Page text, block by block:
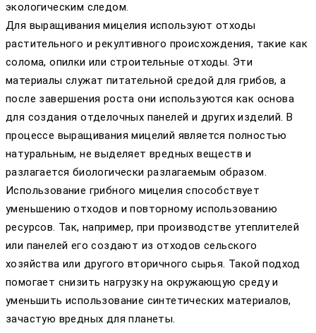
экологическим следом.
Для выращивания мицелия используют отходы
растительного и рекултивного происхождения, такие как
солома, опилки или строительные отходы. Эти
материалы служат питательной средой для грибов, а
после завершения роста они используются как основа
для создания отделочных панелей и других изделий. В
процессе выращивания мицелий является полностью
натуральным, не выделяет вредных веществ и
разлагается биологически разлагаемым образом.
Использование грибного мицелия способствует
уменьшению отходов и повторному использованию
ресурсов. Так, например, при производстве утеплителей
или панелей его создают из отходов сельского
хозяйства или другого вторичного сырья. Такой подход
помогает снизить нагрузку на окружающую среду и
уменьшить использование синтетических материалов,
зачастую вредных для планеты.